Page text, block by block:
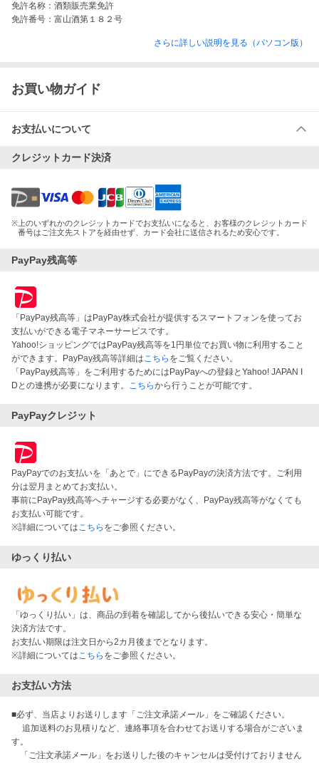
免許名称： 酒類販売業免許
免許番号： 富山酒第１８２号
さらに詳しい説明を見る（パソコン版）
お買い物ガイド
お支払いについて
クレジットカード決済
※上のいずれかのクレジットカードでお支払いになると、お客様のクレジットカード
番号はご注文先ストアを経由せず、カード会社に送信されるため安心です。
PayPay残高等
「PayPay残高等」はPayPay株式会社が提供するスマートフォンを使ってお
支払いができる電子マネーサービスです。
Yahoo!ショッピングではPayPay残高等を1円単位でお買い物に利用すること
ができます。PayPay残高等詳細はこちら をご覧ください。
「PayPay残高等」をご利用するためにはPayPayへの登録とYahoo! JAPAN I
Dとの連携が必要になります。 こちらから行うことが可能です。
PayPayクレジット
PayPayでのお支払いを「あとで」にできるPayPayの決済方法です。ご利用
分は翌月まとめてお支払い。
事前にPayPay残高等へチャージする必要がなく、PayPay残高等がなくても
お支払い可能です。
※詳細についてはこちら をご参照ください。
ゆっくり払い
「ゆっくり払い」は、商品の到着を確認してから後払いできる安心・簡単な
決済方法です。
お支払い期限は注文日から2カ月後までとなります。
※詳細についてはこちら をご参照ください。
お支払い方法
■必ず、当店よりお送りします「ご注文承諾メール」をご確認ください。
追加送料のお見積りなど、連絡事項を合わせてお送りする場合がございま
す。
「ご注文承諾メール」をお送りした後のキャンセルは受付けておりません